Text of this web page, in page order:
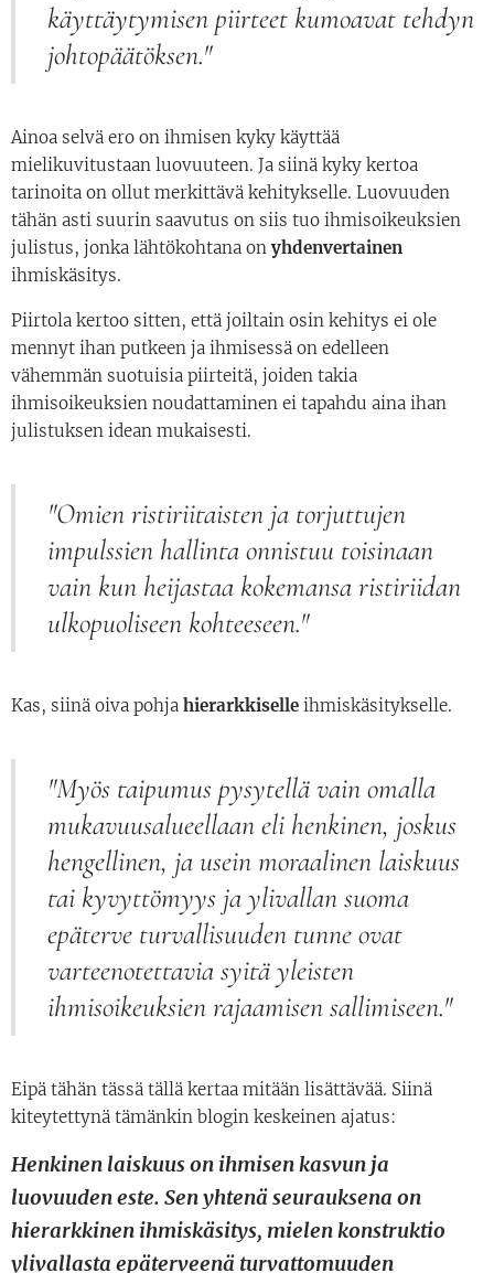
käyttäytymisen piirteet kumoavat tehdyn
johtopäätöksen."
Ainoa selvä ero on ihmisen kyky käyttää
mielikuvitustaan luovuuteen. Ja siinä kyky kertoa
tarinoita on ollut merkittävä kehitykselle. Luovuuden
tähän asti suurin saavutus on siis tuo ihmisoikeuksien
julistus, jonka lähtökohtana onyhdenvertainen
ihmiskäsitys.
Piirtola kertoo sitten, että joiltain osin kehitys ei ole
mennyt ihan putkeen ja ihmisessä on edelleen
vähemmän suotuisia piirteitä, joiden takia
ihmisoikeuksien noudattaminen ei tapahdu aina ihan
julistuksen idean mukaisesti.
"Omien ristiriitaisten ja torjuttujen
impulssien hallinta onnistuu toisinaan
vain kun heijastaa kokemansa ristiriidan
ulkopuoliseen kohteeseen."
Kas, siinä oiva pohja hierarkkiselle ihmiskäsitykselle.
"Myös taipumus pysytellä vain omalla
mukavuusalueellaan eli henkinen, joskus
hengellinen, ja usein moraalinen laiskuus
tai kyvyttömyys ja ylivallan suoma
epäterve turvallisuuden tunne ovat
varteenotettavia syitä yleisten
ihmisoikeuksien rajaamisen sallimiseen."
Eipä tähän tässä tällä kertaa mitään lisättävää. Siinä
kiteytettynä tämänkin blogin keskeinen ajatus:
Henkinen laiskuus on ihmisen kasvun ja
luovuuden este. Sen yhtenä seurauksena on
hierarkkinen ihmiskäsitys, mielen konstruktio
ylivallasta epäterveenä turvattomuuden